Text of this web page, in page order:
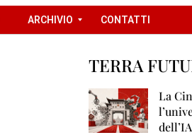
ARCHIVIO CONTATTI
TERRA
La
dell’IA